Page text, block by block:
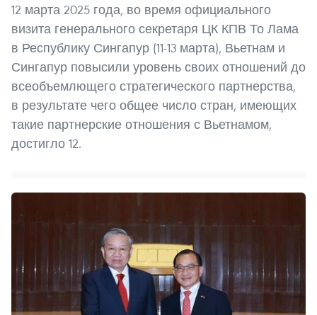
12 марта 2025 года, во время официального
визита генерального секретаря ЦК КПВ То Лама
в Республику Сингапур (11-13 марта), Вьетнам и
Сингапур повысили уровень своих отношений до
всеобъемлющего стратегического партнерства,
в результате чего общее число стран, имеющих
такие партнерские отношения с Вьетнамом,
достигло 12.